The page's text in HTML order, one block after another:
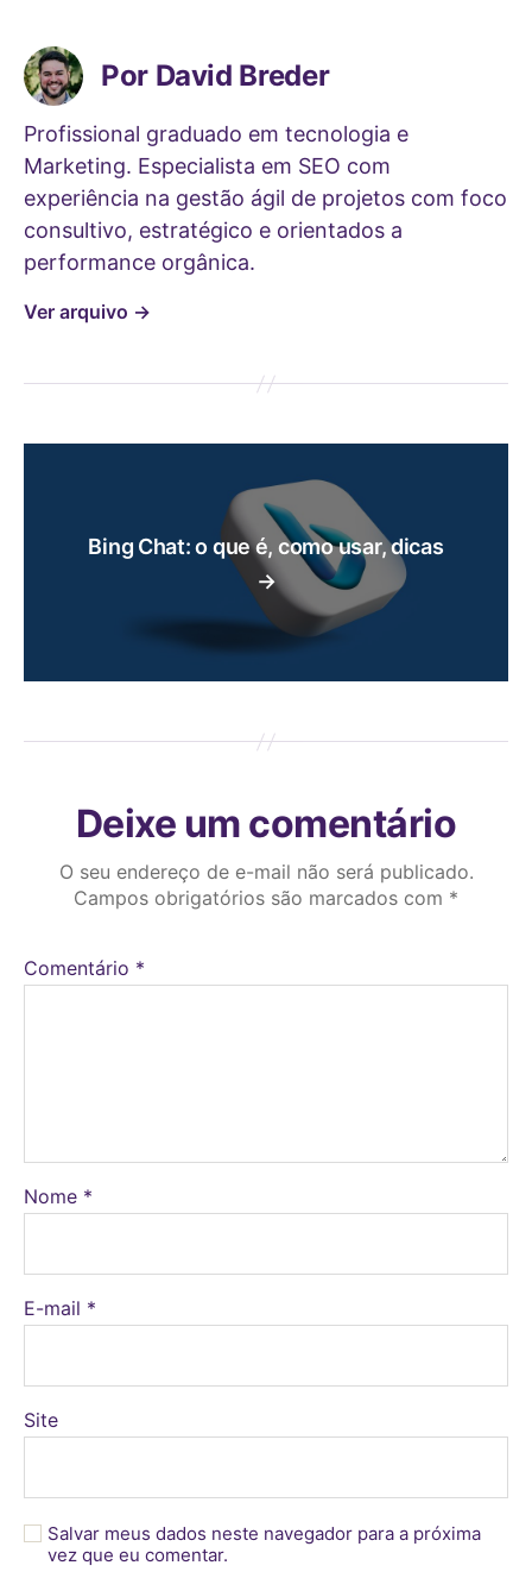
Por David Breder
Profissional graduado em tecnologia e
Marketing. Especialista em SEO com
experiência na gestão ágil de projetos com foco
consultivo, estratégico e orientados a
performance orgânica.
Ver arquivo →
→
Bing Chat: o que é, como usar, dicas
Deixe um comentário
O seu endereço de e-mail não será publicado.
Campos obrigatórios são marcados com *
Comentário *
Nome *
E-mail *
Site
Salvar meus dados neste navegador para a próxima
vez que eu comentar.